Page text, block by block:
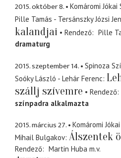
2015. október 8.
Komáromi Jókai
Pille Tamás - Tersánszky Józsi
kalandjai
Rendező Pille
dramaturg
2015. szeptember 14.
Spinoza
Soóky László - Lehár Ferenc
szállj szívemre
Rendező
színpadra alkalmazta
2015. március 27.
Komáromi
Mihail Bulgakov Álszentek
Rendező Martin Huba m.v.